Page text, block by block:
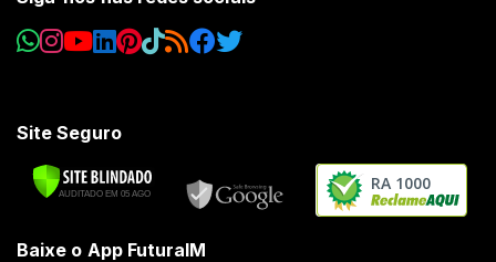
Site Seguro
RA 1000
Baixe o App FuturaIM